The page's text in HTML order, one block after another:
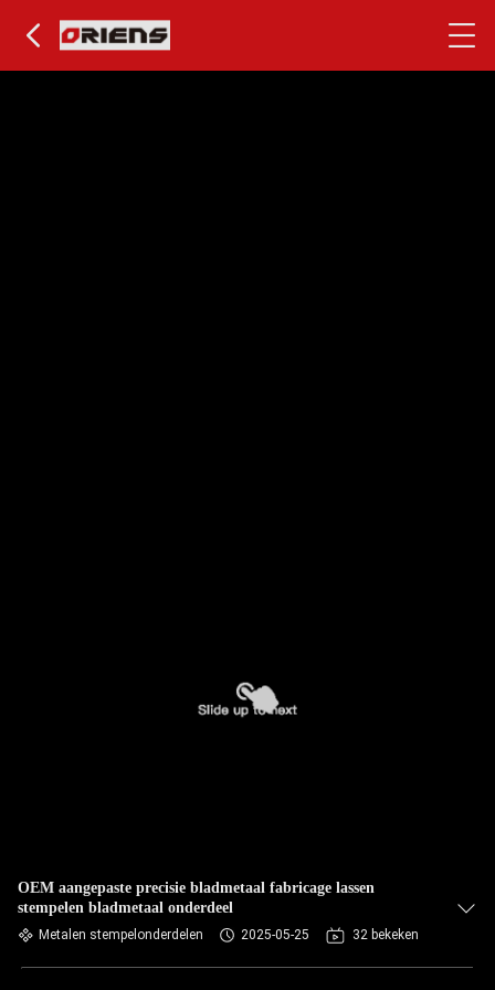
OEM aangepaste precisie bladmetaal fabricage lassen
stempelen bladmetaal onderdeel
Metalen stempelonderdelen 2025-05-25 32 bekeken